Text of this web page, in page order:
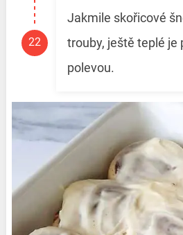
Jakmile skořicové
trouby, ještě teplé je
polevou.